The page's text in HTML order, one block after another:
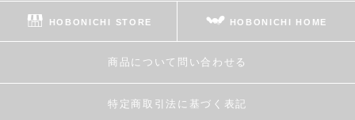
HOBONICHI STORE HOBONICHI HOME
商品について問い合わせる
特定商取引法に基づく表記